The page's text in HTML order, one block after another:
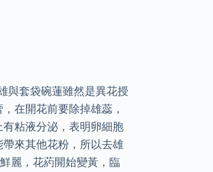
與套袋碗蓮雖然是異花授
在開花前要除掉雄蕊，
粘液分泌，表明卵細胞
來其他花粉，所以去雄
麗，花葯開始變黃，臨